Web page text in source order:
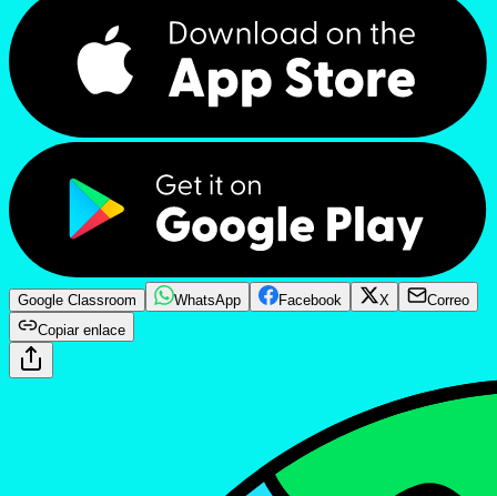
Google Classroom WhatsApp Facebook X
Correo
Copiar enlace